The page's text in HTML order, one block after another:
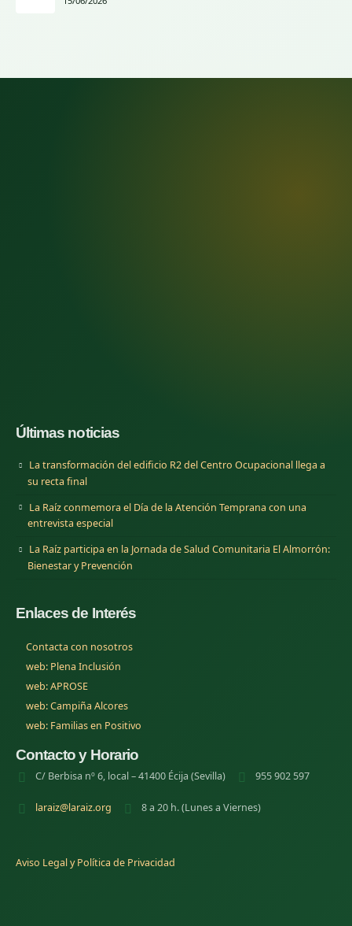
Últimas noticias
La transformación del edificio R2 del Centro Ocupacional llega a
su recta final
La Raíz conmemora el Día de la Atención Temprana con una
entrevista especial
La Raíz participa en la Jornada de Salud Comunitaria El Almorrón:
Bienestar y Prevención
Enlaces de Interés
Contacta con nosotros
web: Plena Inclusión
web: APROSE(se abre en una nueva pestana)
web: Campiña Alcores(se abre en una nueva pestana)
web: Familias en Positivo
Contacto y Horario
C/ Berbisa nº 6, local – 41400 Écija (Sevilla) 955 902 597
laraiz@laraiz.org 8 a 20 h. (Lunes a Viernes)
Aviso Legal y Política de Privacidad